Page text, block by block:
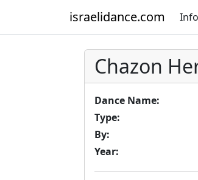
israelidance.com
Chazon
Dance Name:
Type:
By:
Year: